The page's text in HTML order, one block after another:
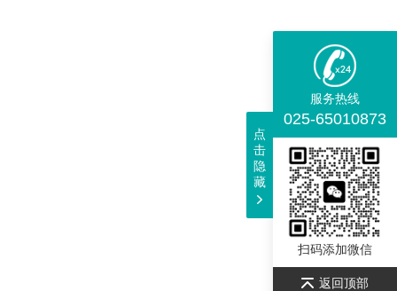
服务热线
025-65010873
扫码添加微信
返回顶部
点
击
隐
藏